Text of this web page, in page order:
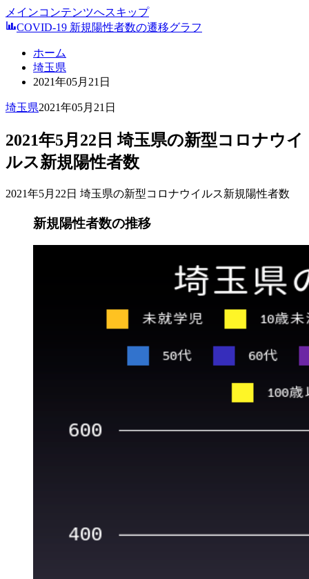
メインコンテンツへスキップ
COVID-19 新規陽性者数の遷移グラフ
ホーム
埼玉県
2021年05月21日
埼玉県2021年05月21日
2021年5月22日 埼玉県の新型コロナウイ
ルス新規陽性者数
2021年5月22日 埼玉県の新型コロナウイルス新規陽性者数
新規陽性者数の推移